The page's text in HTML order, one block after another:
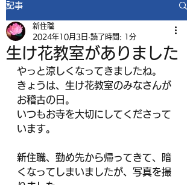
記事
生け花教室がありました
新住職
2024年10月3日 読了時間: 1分
やっと涼しくなってきましたね。
きょうは、生け花教室のみなさんが
お稽古の日。
いつもお寺を大切にしてくださって
います。
新住職、勤め先から帰ってきて、暗
くなってしまいましたが、写真を撮